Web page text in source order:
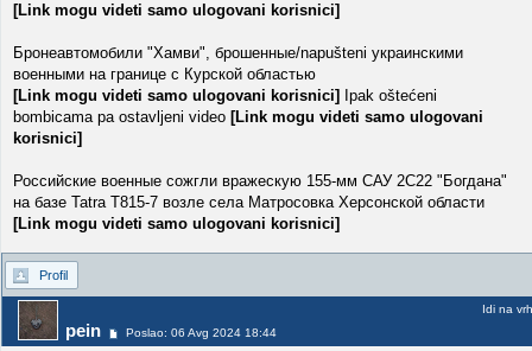
[Link mogu videti samo ulogovani korisnici]
Бронеавтомобили "Хамви", брошенные/napušteni украинскими
военными на границе с Курской областью
[Link mogu videti samo ulogovani korisnici]
Ipak oštećeni
bombicama pa ostavljeni video [Link mogu videti samo ulogovani
korisnici]
Российские военные сожгли вражескую 155-мм САУ 2С22 "Богдана"
на базе Tatra T815-7 возле села Матросовка Херсонской области
[Link mogu videti samo ulogovani korisnici]
Profil
pein Poslao: 06 Avg 2024 18:44
Idi na vrh